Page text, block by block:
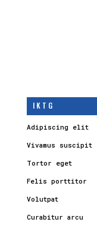
I K T G
Adipiscing elit
Vivamus suscipit
Tortor eget
Felis porttitor
Volutpat
Curabitur arcu